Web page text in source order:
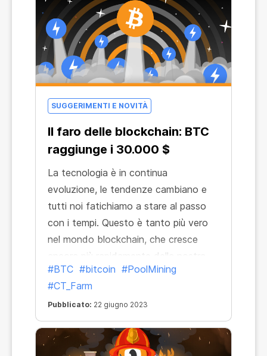
SUGGERIMENTI E NOVITÀ
Il faro delle blockchain: BTC
raggiunge i 30.000 $
La tecnologia è in continua
evoluzione, le tendenze cambiano e
tutti noi fatichiamo a stare al passo
con i tempi. Questo è tanto più vero
nel mondo blockchain, che cresce
ancora più rapidamente della nostra
vita di tutti i giorni. La cosa positiva è
che esiste un riferimento stabile che
rimane insieme a noi in ogni situazione:
Bitcoin.
#BTC #bitcoin #PoolMining
#CT_Farm
Pubblicato: 22 giugno 2023